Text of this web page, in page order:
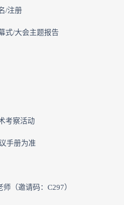
/注册
式/大会主题报告
考察活动
手册为准
（邀请码：C297）